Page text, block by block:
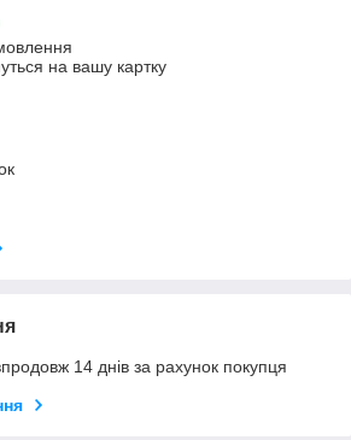
на вашу картку
14 днів за рахунок покупця